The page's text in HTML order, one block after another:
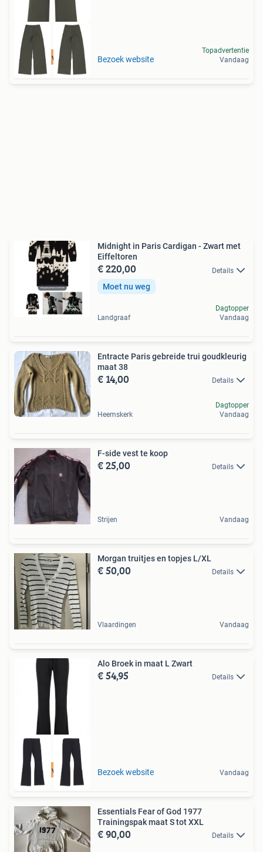
Tot 75% voordeel Bezoek website
Topadvertentie
Vandaag
Midnight in Paris Cardigan - Zwart met
Eiffeltoren
€ 220,00 Details
Moet nu weg
Landgraaf
Dagtopper
Vandaag
Entracte Paris gebreide trui goudkleurig
maat 38
€ 14,00 Details
Heemskerk
Dagtopper
Vandaag
F-side vest te koop
€ 25,00 Details
Strijen Vandaag
Morgan truitjes en topjes L/XL
€ 50,00 Details
Vlaardingen Vandaag
Tot 75% voordeel
Alo Broek in maat L Zwart
€ 54,95 Details
Bezoek website Vandaag
Essentials Fear of God 1977
Trainingspak maat S tot XXL
€ 90,00 Details